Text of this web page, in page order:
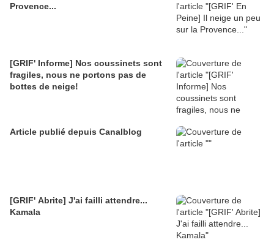
Provence...
[GRIF' Informe] Nos coussinets sont
fragiles, nous ne portons pas de
bottes de neige!
Article publié depuis Canalblog
[GRIF' Abrite] J'ai failli attendre...
Kamala